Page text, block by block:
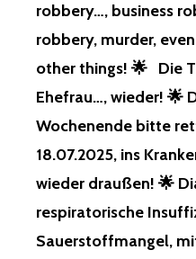
robbery…, business
robbery, murder,
other things! 🌟 Die
Ehefrau…, wieder! 🌟
Wochenende bitte
18.07.2025, ins
wieder draußen! 🌟
respiratorische
Sauerstoffmangel,